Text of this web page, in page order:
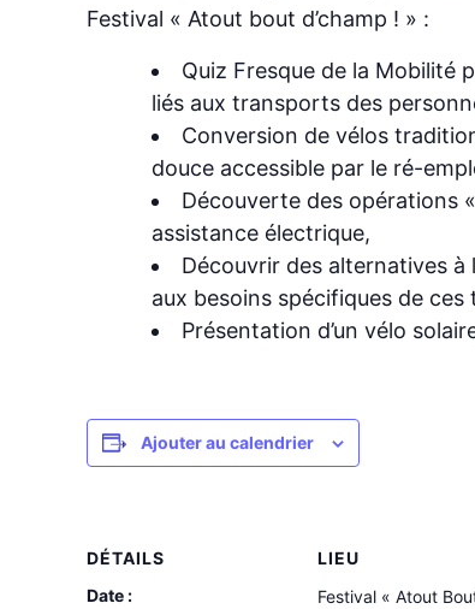
Festival « Atout bout d’champ ! » :
Quiz Fresque de la Mobilité
liés aux transports des
Conversion de vélos
douce accessible par le ré-
Découverte des opérations
assistance électrique,
Découvrir des alternatives
aux besoins spécifiques de ces
Présentation d’un vélo
Ajouter au calendrier
DÉTAILS
Date :
LIEU
Festival « Atout